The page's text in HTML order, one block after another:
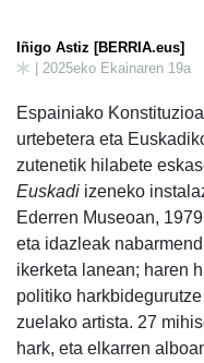
Iñigo Astiz [BERRIA.eus]
| 2025eko Ekainaren 19a
Espainiako
urtebetera eta
zutenetik hilabete
Euskadi izeneko
Ederren Museoan,
eta idazleak
ikerketa lanean; haren
politiko
zuelako artista. 27
hark, eta elkarren